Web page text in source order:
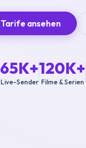
Tarife ansehen
65K+
Live-Sender
120K+
Filme & Serien